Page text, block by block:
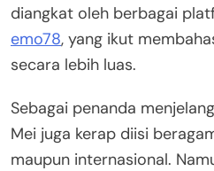
diangkat oleh berbagai
emo78, yang ikut
secara lebih luas.
Sebagai penanda
Mei juga kerap diisi
maupun internasional.